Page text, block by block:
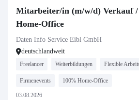
Mitarbeiter/in (m/w/d) Verkauf /
Home-Office
Daten Info Service Eibl GmbH
deutschlandweit
Freelancer Weiterbildungen Flexible
Firmenevents 100% Home-Office
03.08.2026